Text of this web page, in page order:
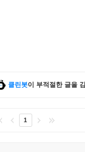
클린봇이 부적절한 글을
1